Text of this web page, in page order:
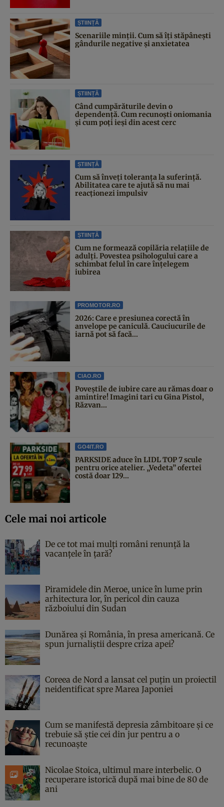
ȘTIINȚĂ
Scenariile minții. Cum să îți stăpânești
gândurile negative și anxietatea
ȘTIINȚĂ
Când cumpărăturile devin o
dependență. Cum recunoști oniomania
și cum poți ieși din acest cerc
ȘTIINȚĂ
Cum să înveți toleranța la suferință.
Abilitatea care te ajută să nu mai
reacționezi impulsiv
ȘTIINȚĂ
Cum ne formează copilăria relațiile de
adulți. Povestea psihologului care a
schimbat felul în care înțelegem
iubirea
PROMOTOR.RO
2026: Care e presiunea corectă în
anvelope pe caniculă. Cauciucurile de
iarnă pot să facă...
CIAO.RO
Poveştile de iubire care au rămas doar o
amintire! Imagini tari cu Gina Pistol,
Răzvan...
GO4IT.RO
PARKSIDE aduce în LIDL TOP 7 scule
pentru orice atelier. „Vedeta” ofertei
costă doar 129...
Cele mai noi articole
De ce tot mai mulți români renunță la
vacanțele în țară?
Piramidele din Meroe, unice în lume prin
arhitectura lor, în pericol din cauza
războiului din Sudan
Dunărea și România, în presa americană. Ce
spun jurnaliștii despre criza apei?
Coreea de Nord a lansat cel puțin un proiectil
neidentificat spre Marea Japoniei
Cum se manifestă depresia zâmbitoare și ce
trebuie să știe cei din jur pentru a o
recunoaște
Nicolae Stoica, ultimul mare interbelic. O
recuperare istorică după mai bine de 80 de
ani